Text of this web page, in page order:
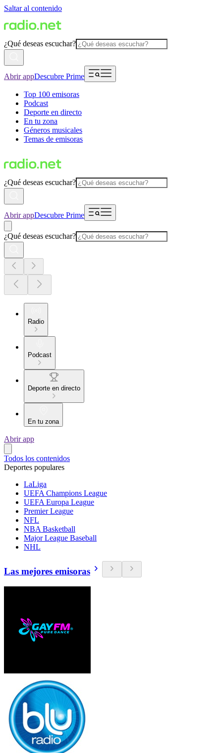
Saltar al contenido
¿Qué deseas escuchar?
Abrir appDescubre Prime
Top 100 emisoras
Podcast
Deporte en directo
En tu zona
Géneros musicales
Temas de emisoras
¿Qué deseas escuchar?
Abrir appDescubre Prime
¿Qué deseas escuchar?
Radio
Podcast
Deporte en directo
En tu zona
Abrir app
Todos los contenidos
Deportes populares
LaLiga
UEFA Champions League
UEFA Europa League
Premier League
NFL
NBA Basketball
Major League Baseball
NHL
Las mejores emisoras